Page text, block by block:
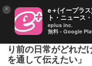
井浦新が阪神・淡路
り前の日常がどれだ
を通して伝えたい」
× e＋(イープラ
ト・ニュース
eplus inc.
無料 - Google